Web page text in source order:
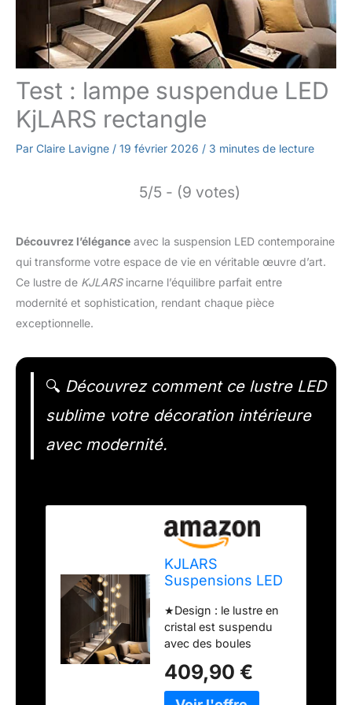
Test : lampe suspendue LED
KjLARS rectangle
Par Claire Lavigne / 19 février 2026 / 3 minutes de lecture
5/5 - (9 votes)
Découvrez l’élégance avec la suspension LED contemporaine
qui transforme votre espace de vie en véritable œuvre d’art.
Ce lustre de KJLARSincarne l’équilibre parfait entre
modernité et sophistication, rendant chaque pièce
exceptionnelle.
🔍 Découvrez comment ce lustre LED
sublime votre décoration intérieure
avec modernité.
KJLARS
Suspensions LED
Pendentif Lampe
Hauteur Réglable
Lustres adapté
pour salon table à
manger escalier
chambre
★Design : le lustre en
cristal est suspendu
avec des boules
météore, chaque boule
de cristal contient des
409,90 €